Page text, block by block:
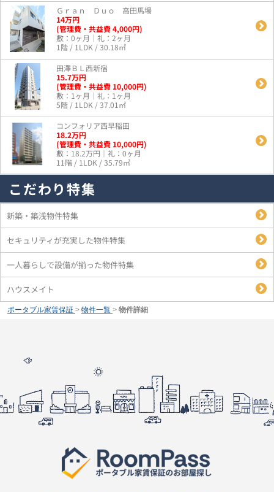
Ｇｒａｎ Ｄｕｏ 高田馬場
14万円
(管理費・共益費 4,000円)
敷：0ヶ月｜礼：2ヶ月
1階 / 1LDK / 30.18㎡
田澤ＢＬ西新宿
15.7万円
(管理費・共益費 10,000円)
敷：1ヶ月｜礼：1ヶ月
5階 / 1LDK / 37.01㎡
コンフォリア西早稲田
18.2万円
(管理費・共益費 10,000円)
敷：18.2万円｜礼：0ヶ月
11階 / 1LDK / 35.79㎡
こだわり特集
新築・築浅物件特集
セキュリティが充実した物件特集
一人暮らしで設備が揃った物件特集
ハウスメイト
ポータブル家賃保証 > 物件一覧 > 物件詳細